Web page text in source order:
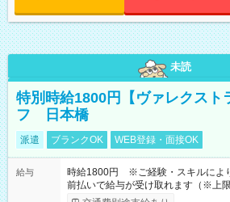
未読
特別時給1800円【ヴァレクスト
フ 日本橋
派遣 ブランクOK WEB登録・面接OK
給与
時給1800円 ※ご経験・スキルによ
前払いで給与が受け取れます（※上限